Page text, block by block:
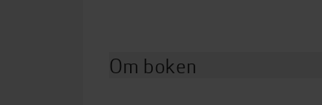
Om boken